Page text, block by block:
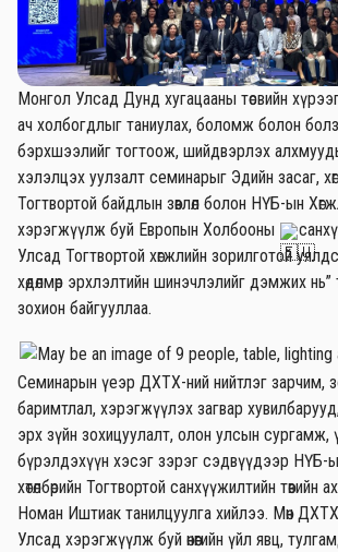
Монгол Улсад Дунд хугацааны төсвийн
ач холбогдлыг таниулах, боломж болон
бэрхшээлийг тогтоож, шийдвэрлэх
хэлэлцэх уулзалт семинарыг Эдийн засаг,
Тогтвортой байдлын зөвлөл болон НҮБ-ын
хэрэгжүүлж буй Европын Холбооны
Улсад Тогтвортой хөгжлийн зорилготой уялдсан
хөдөлмөр эрхлэлтийн шинэчлэлийг дэмжих нь”
зохион байгууллаа.
Семинарын үеэр ДХТХ-ний нийтлэг зарчим,
баримтлал, хэрэгжүүлэх загвар
эрх зүйн зохицуулалт, олон улсын сургамж,
бүрэлдэхүүн хэсэг зэрэг сэдвүүдээр НҮБ-
хөтөлбөрийн Тогтвортой санхүүжилтийн
Номан Иштиак танилцуулга хийлээ. Мөн
Улсад хэрэгжүүлж буй өнөөгийн үйл явц,